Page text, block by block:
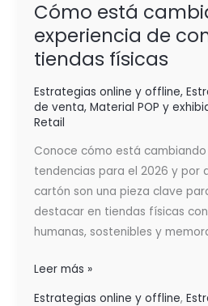
Cómo está
experiencia de
tiendas físicas
Estrategias online y offline,
de venta, Material POP y
Retail
Conoce cómo está cambiando
tendencias para el 2026 y por
cartón son una pieza clave
destacar en tiendas físicas
humanas, sostenibles y
Leer más »
Estrategias online y offline,